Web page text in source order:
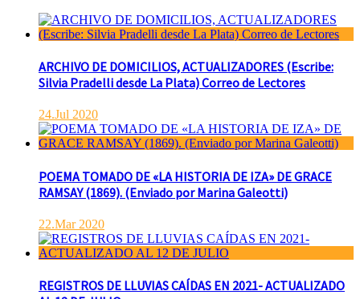
ARCHIVO DE DOMICILIOS, ACTUALIZADORES (Escribe:
Silvia Pradelli desde La Plata) Correo de Lectores
24.Jul 2020
POEMA TOMADO DE «LA HISTORIA DE IZA» DE GRACE
RAMSAY (1869). (Enviado por Marina Galeotti)
22.Mar 2020
REGISTROS DE LLUVIAS CAÍDAS EN 2021- ACTUALIZADO